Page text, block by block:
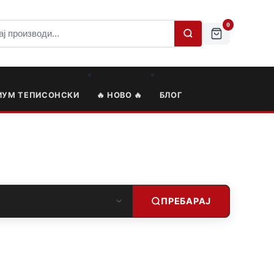
0
ТЕПИСОНСКИ 🔥 НОВО 🔥 БЛОГ
ПРЕБАРАЈ